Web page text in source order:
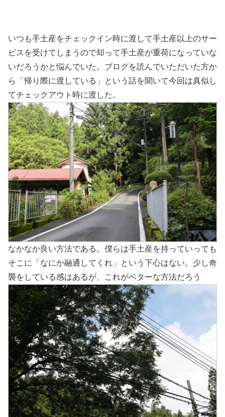
いつも手土産をチェックイン時に渡して手土産以上のサー
ビスを受けてしまうので却って手土産が重荷になっていな
いだろうかと悩んでいた。ブログを読んでいただいた方か
ら「帰り際に渡している」という話を聞いて今回は真似し
てチェックアウト時に渡した。
なかなか良い方法である。僕らは手土産を持っていっても
そこに「なにか融通してくれ」という下心はない。少し奇
襲をしている感はあるが、これがベターな方法だろう